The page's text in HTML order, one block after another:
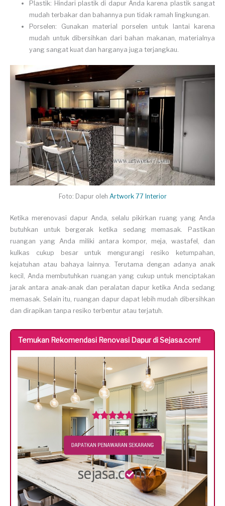
Plastik: Hindari plastik di dapur Anda karena plastik sangat
mudah terbakar dan bahannya pun tidak ramah lingkungan.
Porselen: Gunakan material porselen untuk lantai karena
mudah untuk dibersihkan dari bahan makanan, materialnya
yang sangat kuat dan harganya juga terjangkau.
Foto: Dapur oleh Artwork 77 Interior
Ketika merenovasi dapur Anda, selalu pikirkan ruang yang Anda
butuhkan untuk bergerak ketika sedang memasak. Pastikan
ruangan yang Anda miliki antara kompor, meja, wastafel, dan
kulkas cukup besar untuk mengurangi resiko ketumpahan,
kejatuhan atau bahaya lainnya. Terutama dengan adanya anak
kecil, Anda membutuhkan ruangan yang cukup untuk menciptakan
jarak antara anak-anak dan peralatan dapur ketika Anda sedang
memasak. Selain itu, ruangan dapur dapat lebih mudah dibersihkan
dan dirapikan tanpa resiko terbentur atau terjatuh.
Temukan Rekomendasi Renovasi Dapur di Sejasa.com!